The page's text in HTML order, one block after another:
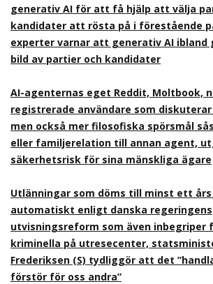
generativ AI för att få hjälp att välja
kandidater att rösta på i förestående
experter varnar att generativ AI ibland
bild av partier och kandidater
AI-agenternas eget Reddit, Moltbook,
registrerade användare som
men också mer filosofiska spörsmål
eller familjerelation till annan agent,
säkerhetsrisk för sina mänskliga ägare
Utlänningar som döms till minst ett
automatiskt enligt danska regeringens
utvisningsreform som även inbegriper
kriminella på utresecenter,
Frederiksen (S) tydliggör att det
förstör för oss andra”